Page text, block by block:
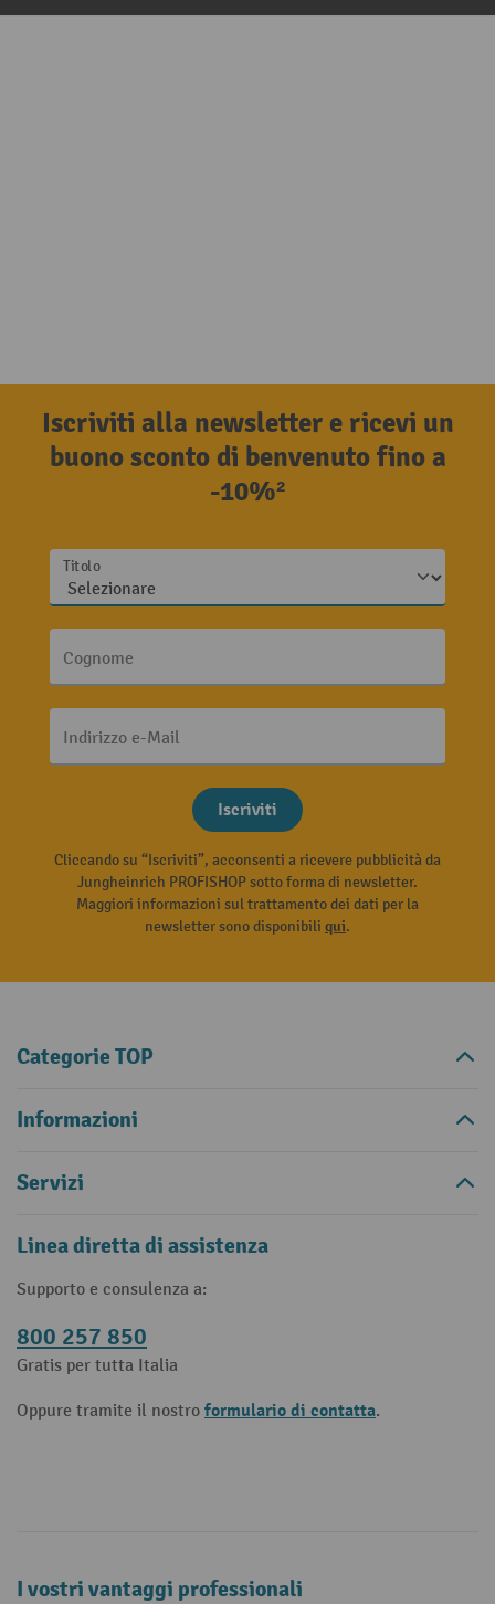
Iscriviti alla newsletter e ricevi un
buono sconto di benvenuto fino a
-10%²
Titolo
Cognome
Indirizzo e-Mail
Iscriviti
Cliccando su “Iscriviti”, acconsenti a ricevere pubblicità da
Jungheinrich PROFISHOP sotto forma di newsletter.
Maggiori informazioni sul trattamento dei dati per la
newsletter sono disponibili qui.
Categorie TOP
Informazioni
Servizi
Linea diretta di assistenza
Supporto e consulenza a:
800 257 850
Gratis per tutta Italia
Oppure tramite il nostro formulario di contatta.
I vostri vantaggi professionali